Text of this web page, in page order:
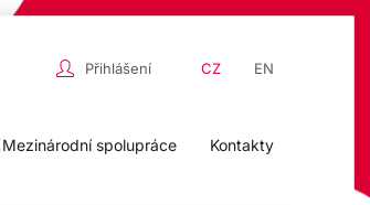
Přihlášení CZ EN
Mezinárodní spolupráce Kontakty